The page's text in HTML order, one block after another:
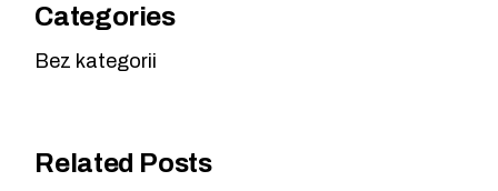
Categories
Bez kategorii
Related Posts